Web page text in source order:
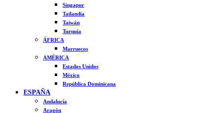
Singapur
Tailandia
Taiwán
Turquía
ÁFRICA
Marruecos
AMÉRICA
Estados Unidos
México
República Dominicana
ESPAÑA
Andalucía
Aragón